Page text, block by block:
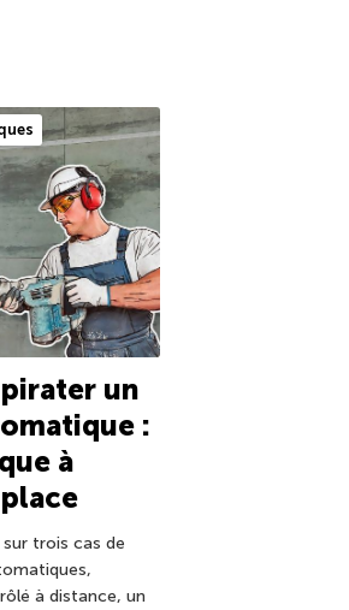
un
:
à
sur trois cas de
à distance, un